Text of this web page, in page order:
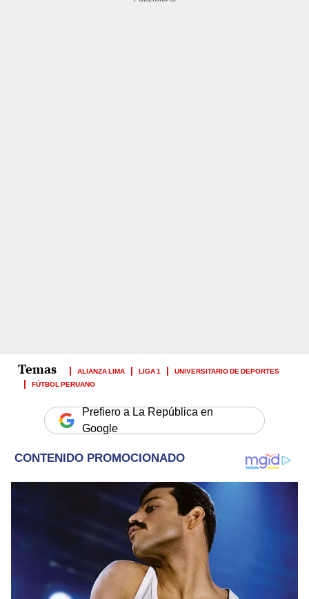
ALIANZA LIMA LIGA 1
UNIVERSITARIO DE DEPORTES
FÚTBOL PERUANO
Prefiero a La República en
Google